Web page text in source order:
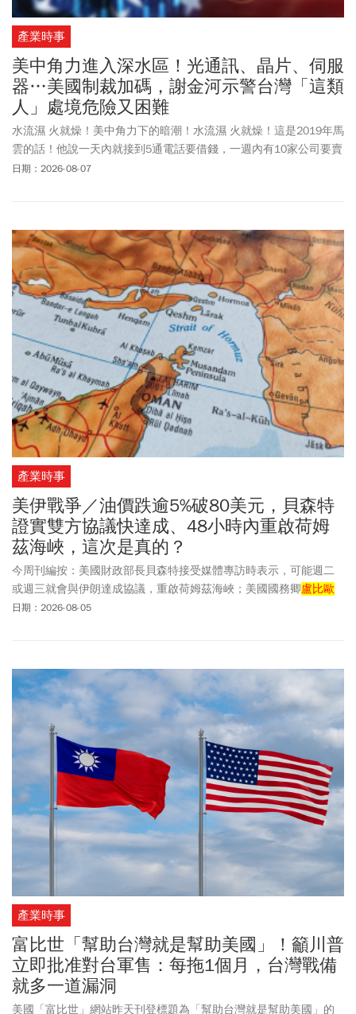
產業時事
美中角力進入深水區！光通訊、晶片、伺服
器…美國制裁加碼，謝金河示警台灣「這類
人」處境危險又困難
水流濕 火就燥！美中角力下的暗潮！水流濕 火就燥！這是2019年馬
雲的話！他說一天內就接到5通電話要借錢，一週內有10家公司要賣
樓！這句話出自易經乾卦。馬雲的借錢，賣樓預告後來中國房地產
日期：2026-08-07
產業時事
美伊戰爭／油價跌逾5%破80美元，貝森特
證實雙方協議快達成、48小時內重啟荷姆
茲海峽，這次是真的？
今周刊編按：美國財政部長貝森特接受媒體專訪時表示，可能週二
或週三就會與伊朗達成協議，重啟荷姆茲海峽；美國國務卿盧比歐
也證實，美國正在參與阿曼與伊朗之間進行的對話和談判，商討如
跌4.41美元，跌幅5.3%，收在每桶79.36美元，創近三週以來的低
點。美股週二(8/4)也全面收紅，道瓊工業指數上漲907點，漲幅
1.71%，收在54,085點；那斯達克指數上漲671點，漲幅2.59%，收
在26,584點；標普500指數上漲136點，漲幅1.79%，收在7,736點。
台積電ADR上漲 2.72%，聯電ADR上漲10.38%。
日期：2026-08-05
產業時事
富比世「幫助台灣就是幫助美國」！籲川普
立即批准對台軍售：每拖1個月，台灣戰備
就多一道漏洞
美國「富比世」網站昨天刊登標題為「幫助台灣就是幫助美國」的